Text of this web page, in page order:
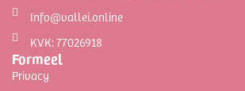
Info@vallei.online
KVK: 77026918
Formeel
Privacy